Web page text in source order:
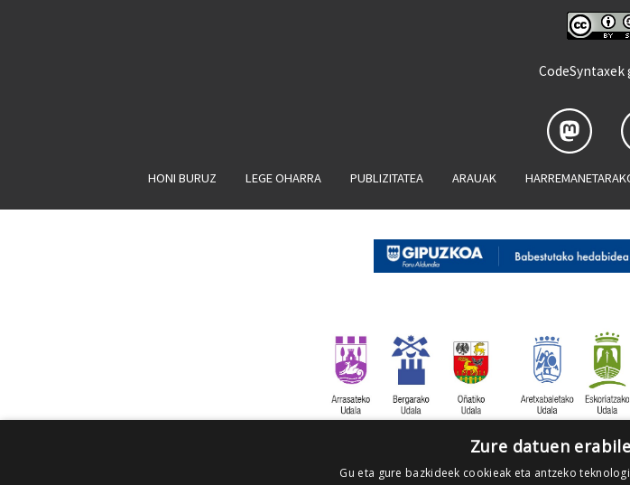
CodeSyntaxek
HONI BURUZ LEGE OHARRA PUBLIZITATEA ARAUAK
Zure datuen
Gu eta gure bazkideek cookieak eta antzeko